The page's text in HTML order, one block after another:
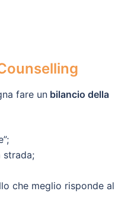
fare un bilancio della
strada;
che meglio risponde